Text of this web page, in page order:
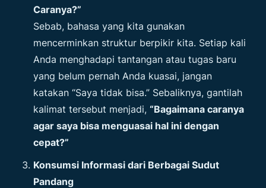
Caranya?”
Sebab, bahasa yang kita gunakan
mencerminkan struktur berpikir kita. Setiap kali
Anda menghadapi tantangan atau tugas baru
yang belum pernah Anda kuasai, jangan
katakan “Saya tidak bisa.” Sebaliknya, gantilah
kalimat tersebut menjadi,“Bagaimana caranya
agar saya bisa menguasai hal ini dengan
cepat?”
Konsumsi Informasi dari Berbagai Sudut
Pandang